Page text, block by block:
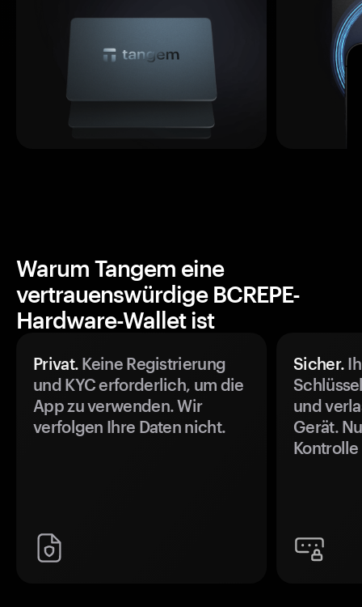
Warum Tangem eine
vertrauenswürdige BCREPE-
Hardware-Wallet ist
Privat. Keine Registrierung
und KYC erforderlich, um die
App zu verwenden. Wir
verfolgen Ihre Daten nicht.
Sicher.
und
Gerät.